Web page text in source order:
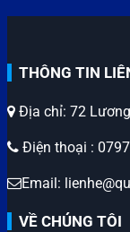
THÔNG TIN
Địa chỉ: 72
Điện thoại :
Email:
VỀ CHÚNG TÔI